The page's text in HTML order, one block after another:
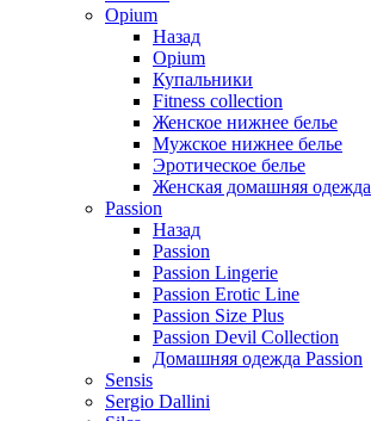
Opium
Назад
Opium
Купальники
Fitness collection
Женское нижнее белье
Мужское нижнее белье
Эротическое белье
Женская домашняя одежда
Passion
Назад
Passion
Passion Lingerie
Passion Erotic Line
Passion Size Plus
Passion Devil Collection
Домашняя одежда Passion
Sensis
Sergio Dallini